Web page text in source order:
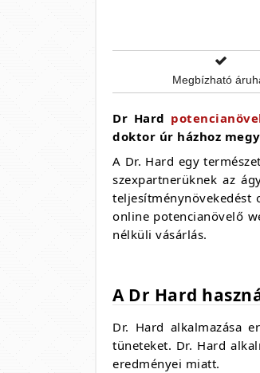
Megbízható
Dr Hard
doktor úr házhoz
A Dr. Hard egy
szexpartnerüknek az
teljesítménynövekedést
online potencianövelő
nélküli vásárlás.
A Dr Hard
Dr. Hard alkalmazása
tüneteket. Dr. Hard
eredményei miatt.